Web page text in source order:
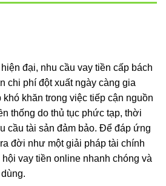
đại, nhu cầu vay tiền cấp bách
chi phí đột xuất ngày càng gia
khăn trong việc tiếp cận nguồn
thống do thủ tục phức tạp, thời
cầu tài sản đảm bảo. Để đáp ứng
ra đời như một giải pháp tài chính
vay tiền online nhanh chóng và